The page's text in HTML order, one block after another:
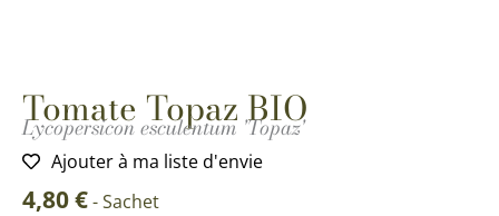
Tomate Topaz BIO
Lycopersicon esculentum 'Topaz'
Ajouter à ma liste d'envie
4,80€-Sachet